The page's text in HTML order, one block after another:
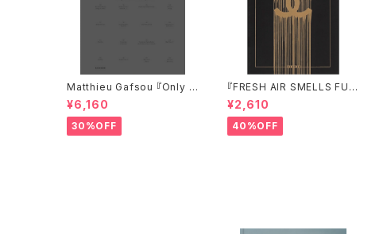
Matthieu Gafsou 『Only G
od Can Judge Me』
¥6,160
30%OFF
『FRESH AIR SMELLS FUN
NY』
¥2,610
40%OFF